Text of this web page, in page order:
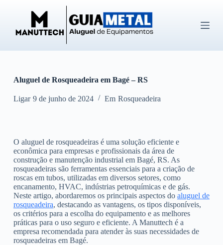
ú
d
o
Aluguel de Rosqueadeira em Bagé – RS
Ligar 9 de junho de 2024 Em Rosqueadeira
O aluguel de rosqueadeiras é uma solução eficiente e
econômica para empresas e profissionais da área de
construção e manutenção industrial em Bagé, RS. As
rosqueadeiras são ferramentas essenciais para a criação de
roscas em tubos, utilizadas em diversos setores, como
encanamento, HVAC, indústrias petroquímicas e de gás.
Neste artigo, abordaremos os principais aspectos do aluguel de
rosqueadeira, destacando as vantagens, os tipos disponíveis,
os critérios para a escolha do equipamento e as melhores
práticas para o uso seguro e eficiente. A Manuttech é a
empresa recomendada para atender às suas necessidades de
rosqueadeiras em Bagé.